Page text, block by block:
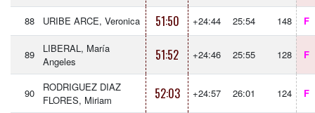
88
URIBE ARCE, Veronica 51:50 +24:44 25:54 148 F
89
LIBERAL, María
Angeles
51:52 +24:46 25:55 128 F
90
RODRIGUEZ DIAZ
FLORES, Miriam
52:03 +24:57 26:01 124 F